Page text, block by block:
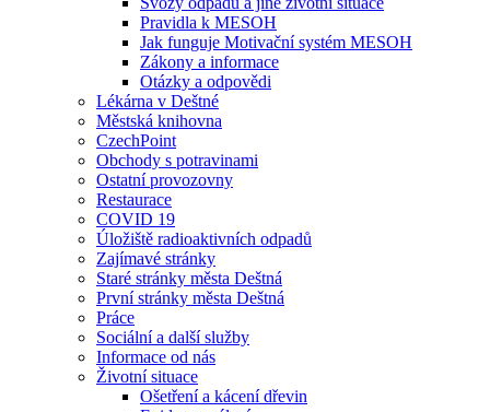
Pravidla k MESOH
Jak funguje Motivační systém MESOH
Zákony a informace
Otázky a odpovědi
Lékárna v Deštné
Městská knihovna
CzechPoint
Obchody s potravinami
Ostatní provozovny
Restaurace
COVID 19
Úložiště radioaktivních odpadů
Zajímavé stránky
Staré stránky města Deštná
První stránky města Deštná
Práce
Sociální a další služby
Informace od nás
Životní situace
Ošetření a kácení dřevin